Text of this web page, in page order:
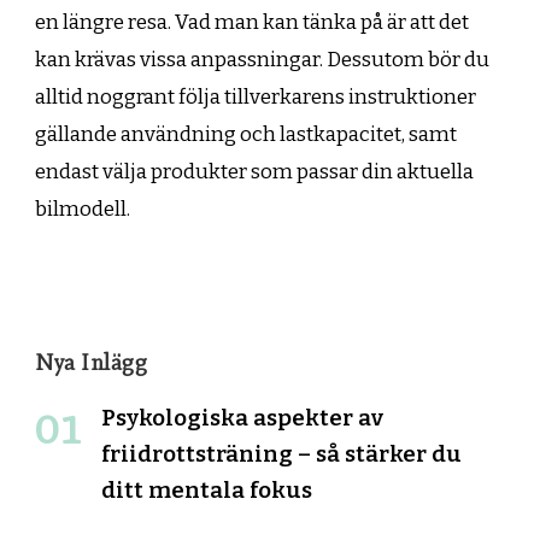
en längre resa. Vad man kan tänka på är att det
kan krävas vissa anpassningar. Dessutom bör du
alltid noggrant följa tillverkarens instruktioner
gällande användning och lastkapacitet, samt
endast välja produkter som passar din aktuella
bilmodell.
Nya Inlägg
Psykologiska aspekter av
friidrottsträning – så stärker du
ditt mentala fokus